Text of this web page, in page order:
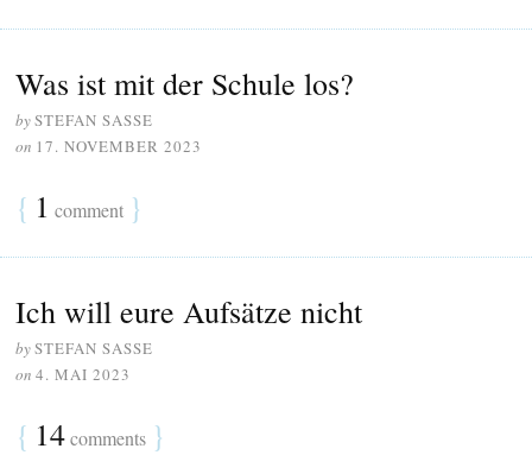
Was ist mit der Schule los?
bySTEFAN SASSE
on 17. NOVEMBER 2023
{ 1 comment }
Ich will eure Aufsätze nicht
bySTEFAN SASSE
on 4. MAI 2023
{ 14comments }